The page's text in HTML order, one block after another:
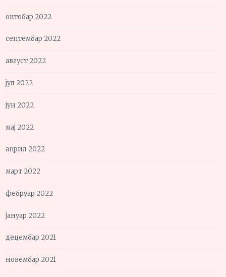
октобар 2022
септембар 2022
август 2022
јул 2022
јун 2022
мај 2022
април 2022
март 2022
фебруар 2022
јануар 2022
децембар 2021
новембар 2021